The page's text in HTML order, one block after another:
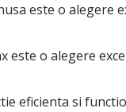
este o
este o alegere
eficienta si